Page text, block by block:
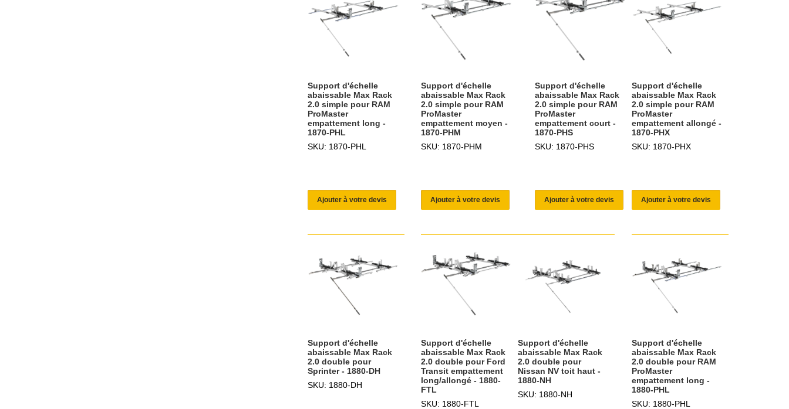
Support d'échelle
abaissable Max Rack
2.0 simple pour RAM
ProMaster
empattement long -
1870-PHL
SKU: 1870-PHL
Ajouter à votre devis
Support d'échelle
abaissable Max Rack
2.0 simple pour RAM
ProMaster
empattement moyen -
1870-PHM
SKU: 1870-PHM
Ajouter à votre devis
Support d'échelle
abaissable Max Rack
2.0 simple pour RAM
ProMaster
empattement court -
1870-PHS
SKU: 1870-PHS
Ajouter à votre devis
Support d'échelle
abaissable Max Rack
2.0 simple pour RAM
ProMaster
empattement allongé -
1870-PHX
SKU: 1870-PHX
Ajouter à votre devis
Support d'échelle
abaissable Max Rack
2.0 double pour
Sprinter - 1880-DH
SKU: 1880-DH
Support d'échelle
abaissable Max Rack
2.0 double pour Ford
Transit empattement
long/allongé - 1880-
FTL
SKU: 1880-FTL
Support d'échelle
abaissable Max Rack
2.0 double pour
Nissan NV toit haut -
1880-NH
SKU: 1880-NH
Support d'échelle
abaissable Max Rack
2.0 double pour RAM
ProMaster
empattement long -
1880-PHL
SKU: 1880-PHL